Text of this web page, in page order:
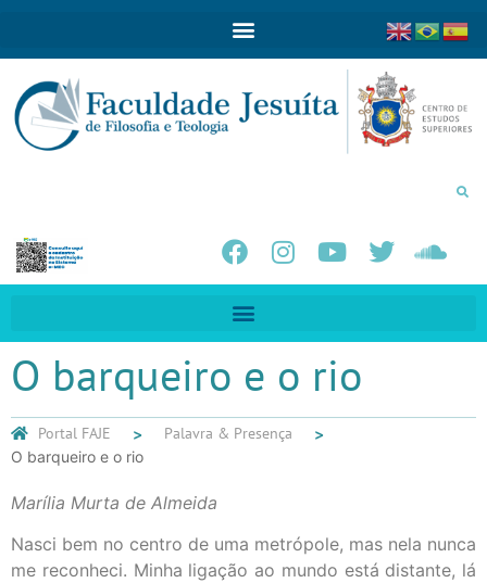
O barqueiro e o rio
Portal FAJE Palavra & Presença
O barqueiro e o rio
Marília Murta de Almeida
Nasci bem no centro de uma metrópole, mas nela nunca
me reconheci. Minha ligação ao mundo está distante, lá